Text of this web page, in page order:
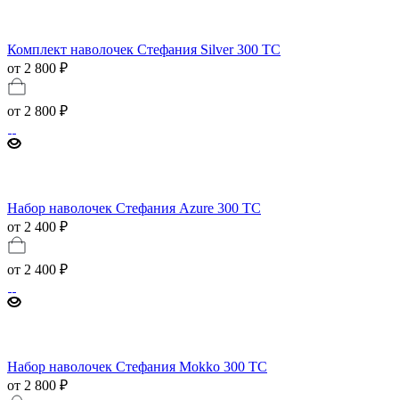
Комплект наволочек Стефания Silver 300 ТС
от 2 800 ₽
от 2 800 ₽
Набор наволочек Стефания Azure 300 ТС
от 2 400 ₽
от 2 400 ₽
Набор наволочек Стефания Mokko 300 ТС
от 2 800 ₽